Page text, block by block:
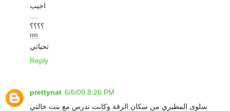
اجيب
؟؟؟؟
!!!!
تحياتي
Reply
prettynat 6/6/09 8:26 PM
سلوى المطيري من سكان الرقة وكانت تدرس مع بنت خالتي